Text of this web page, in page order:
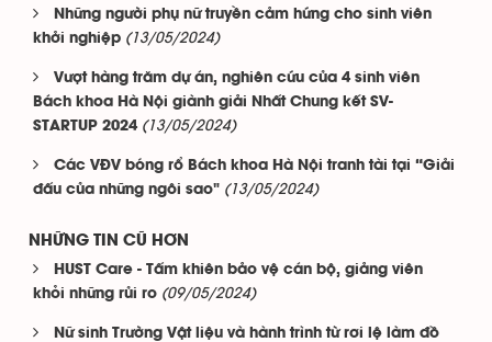
Những người phụ nữ truyền cảm hứng cho sinh viên
khởi nghiệp (13/05/2024)
Vượt hàng trăm dự án, nghiên cứu của 4 sinh viên
Bách khoa Hà Nội giành giải Nhất Chung kết SV-
STARTUP 2024 (13/05/2024)
Các VĐV bóng rổ Bách khoa Hà Nội tranh tài tại “Giải
đấu của những ngôi sao" (13/05/2024)
NHỮNG TIN CŨ HƠN
HUST Care - Tấm khiên bảo vệ cán bộ, giảng viên
khỏi những rủi ro (09/05/2024)
Nữ sinh Trường Vật liệu và hành trình từ rơi lệ làm đồ